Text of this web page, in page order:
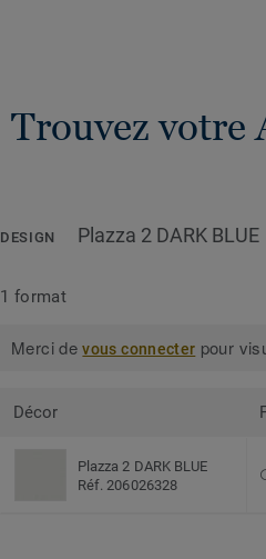
Trouvez votre
DESIGN Plazza 2 DARK BLUE
1 format
Merci devous connecter pour
Décor
Plazza 2 DARK BLUE
Réf. 206026328